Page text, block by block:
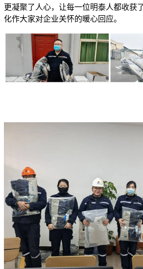
更凝聚了人心，让每一位明泰人都收获
化作大家对企业关怀的暖心回应。